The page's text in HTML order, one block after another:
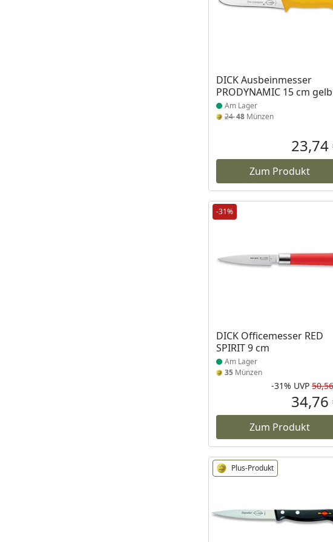
DICK Ausbeinmesser
PRODYNAMIC 15 cm gelb
Produkt am Lager
Am Lager
2448 Münzen
23,74
Zum Produkt
-31%
DICK Officemesser RED
SPIRIT 9 cm
Produkt am Lager
Am Lager
35 Münzen
-31% UVP
34,76
Zum Produkt
Plus-Produkt